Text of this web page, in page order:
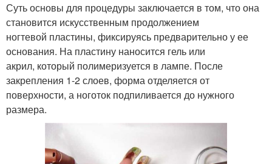
Суть основы для процедуры заключается в том, что она
становится искусственным продолжением
ногтевой пластины, фиксируясь предварительно у ее
основания. На пластину наносится гель или
акрил, который полимеризуется в лампе. После
закрепления 1-2 слоев, форма отделяется от
поверхности, а ноготок подпиливается до нужного
размера.